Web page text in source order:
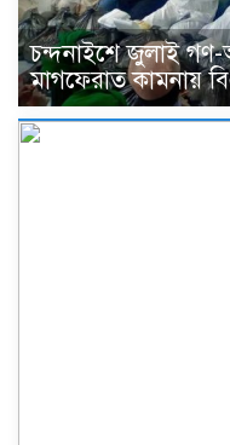
চন্দনাইশে জুলাই
মাগফেরাত কামনায়